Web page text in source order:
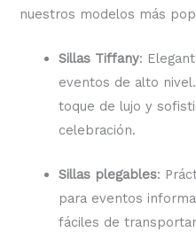
nuestros modelos más
Sillas Tiffany:
eventos de alto
toque de lujo y
celebración.
Sillas plegables:
para eventos
fáciles de